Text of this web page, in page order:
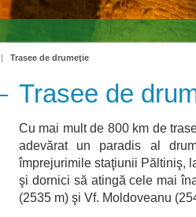
| Trasee de drumeţie
Trasee de
Cu mai mult de 800 km de
adevărat un paradis al
împrejurimile staţiunii Păltiniş,
şi dornici să atingă cele mai
(2535 m) şi Vf. Moldoveanu